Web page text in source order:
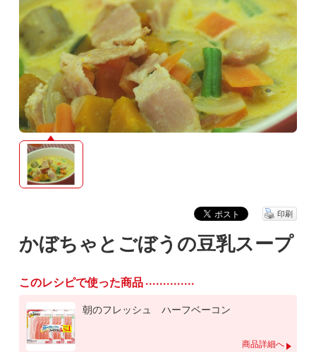
かぼちゃとごぼうの豆乳スープ
印刷
このレシピで使った商品
朝のフレッシュ ハーフベーコン
商品詳細へ